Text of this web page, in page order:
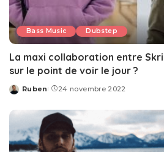
Bass Music Dubstep
La maxi collaboration entre
sur le point de voir le jour ?
Posted
Ruben 24 novembre 2022